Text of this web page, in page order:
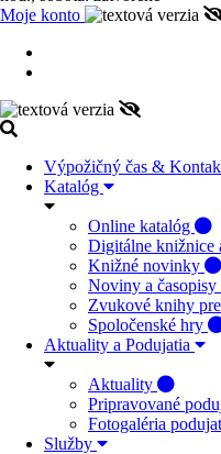
Moje konto
Výpožičný čas &
Katalóg
Online katalóg
Digitálne knižnice
Knižné novinky
Noviny a časopisy
Zvukové knihy
Spoločenské hry
Aktuality a Podujatia
Aktuality
Pripravované
Fotogaléria
Služby